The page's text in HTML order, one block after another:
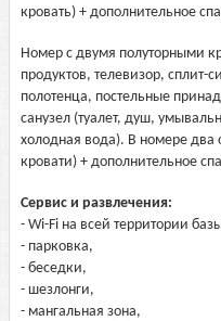
кровать) + дополнительное
Номер с двумя полуторными
продуктов, телевизор, сплит-
полотенца, постельные
санузел (туалет, душ,
холодная вода). В номере два
кровати) + дополнительное
Сервис и развлечения:
- Wi-Fi на всей территории
- парковка,
- беседки,
- шезлонги,
- мангальная зона,